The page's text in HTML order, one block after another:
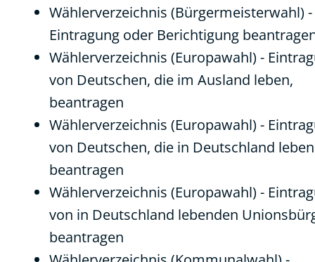
Wählerverzeichnis (Bürgermeisterwahl) -
Eintragung oder Berichtigung
Wählerverzeichnis (Europawahl) -
von Deutschen, die im Ausland leben,
beantragen
Wählerverzeichnis (Europawahl) -
von Deutschen, die in Deutschland
beantragen
Wählerverzeichnis (Europawahl) -
von in Deutschland lebenden
beantragen